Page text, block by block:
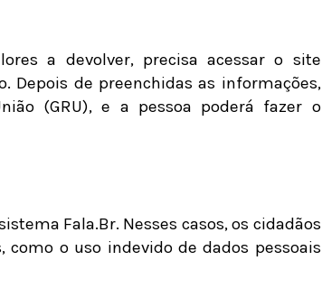
a devolver, precisa acessar o site
Depois de preenchidas as informações,
(GRU), e a pessoa poderá fazer o
Fala.Br. Nesses casos, os cidadãos
o uso indevido de dados pessoais